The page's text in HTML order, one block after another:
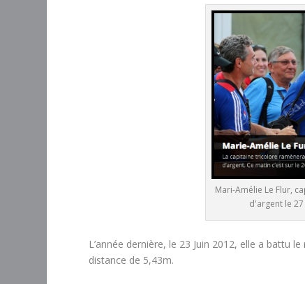
Mari-Amélie Le Flur,
d'argent le 27
L’année dernière, le 23 Juin 2012, elle a battu
distance de 5,43m.